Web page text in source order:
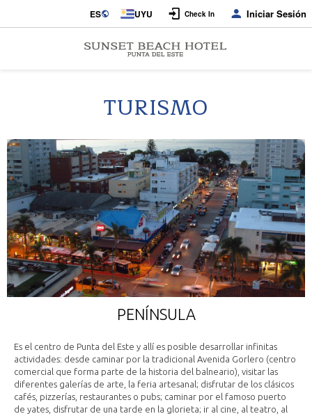
ES UYU Check In Iniciar Sesión
TURISMO
PENÍNSULA
Es el centro de Punta del Este y allí es posible desarrollar infinitas
actividades: desde caminar por la tradicional Avenida Gorlero (centro
comercial que forma parte de la historia del balneario), visitar las
diferentes galerías de arte, la feria artesanal; disfrutar de los clásicos
cafés, pizzerías, restaurantes o pubs; caminar por el famoso puerto
de yates, disfrutar de una tarde en la glorieta; ir al cine, al teatro, al